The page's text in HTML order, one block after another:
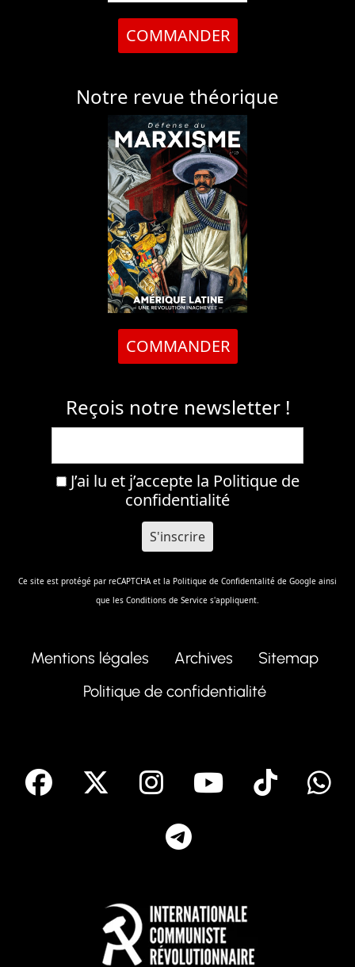
COMMANDER
Notre revue théorique
COMMANDER
Reçois notre newsletter !
J’ai lu et j’accepte la Politique de
confidentialité
Ce site est protégé par reCAPTCHA et la Politique de Confidentalité de Google ainsi
que les Conditions de Service s'appliquent.
Mentions légales Archives
Sitemap
Politique de confidentialité
facebook Instagram
Youtube
Tik